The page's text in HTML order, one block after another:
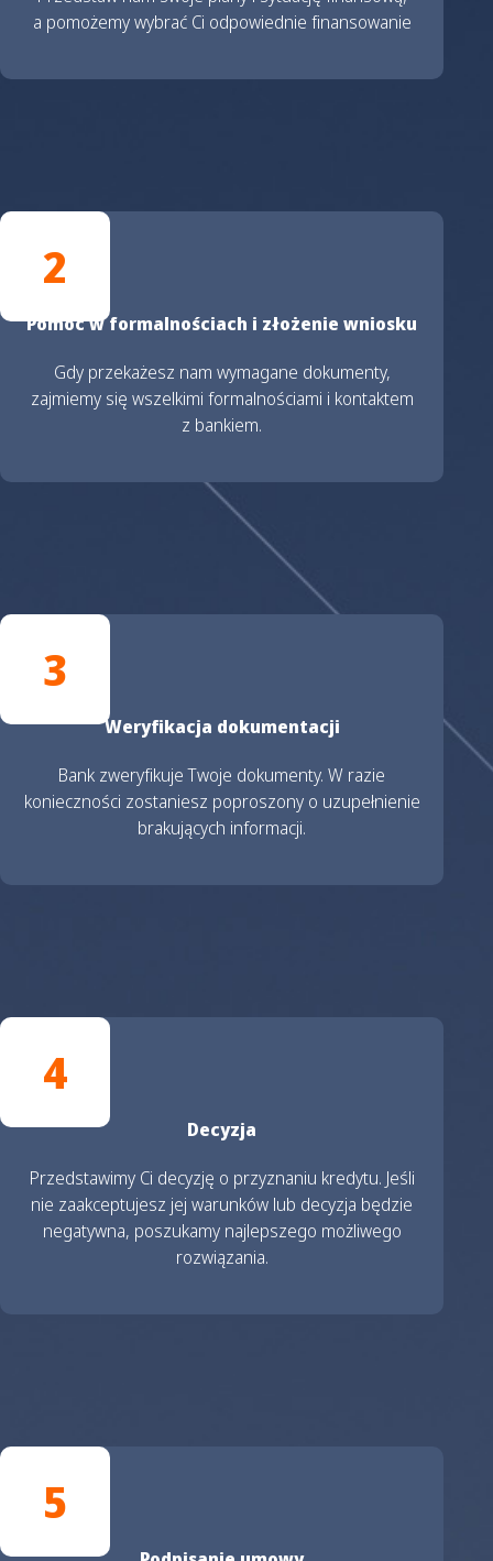
a pomożemy wybrać Ci odpowiednie finansowanie
2
Pomoc w formalnościach i złożenie wniosku
Gdy przekażesz nam wymagane dokumenty,
zajmiemy się wszelkimi formalnościami i kontaktem
z bankiem.
3
Weryfikacja dokumentacji
Bank zweryfikuje Twoje dokumenty. W razie
konieczności zostaniesz poproszony o uzupełnienie
brakujących informacji.
4
Decyzja
Przedstawimy Ci decyzję o przyznaniu kredytu. Jeśli
nie zaakceptujesz jej warunków lub decyzja będzie
negatywna, poszukamy najlepszego możliwego
rozwiązania.
5